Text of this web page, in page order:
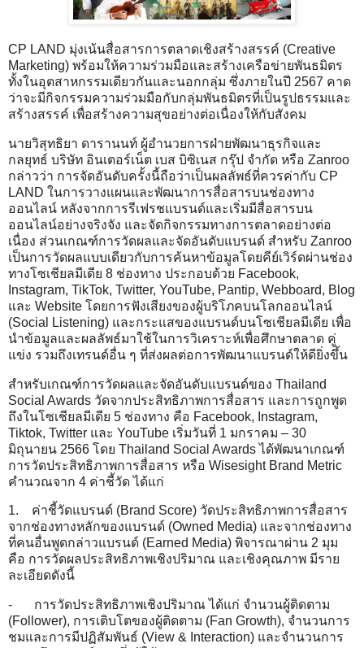
CP LAND มุ่งเน้นสื่อสารการตลาดเชิงสร้างสรรค์ (Creative
Marketing) พร้อมให้ความร่วมมือและสร้างเครือข่ายพันธมิตร
ทั้งในอุตสาหกรรมเดียวกันและนอกกลุ่ม ซึ่งภายในปี 2567 คาด
ว่าจะมีกิจกรรมความร่วมมือกับกลุ่มพันธมิตรที่เป็นรูปธรรมและ
สร้างสรรค์ เพื่อสร้างความสุขอย่างต่อเนื่องให้กับสังคม
นายวิสุทธิยา ดารานนท์ ผู้อำนวยการฝ่ายพัฒนาธุรกิจและ
กลยุทธ์ บริษัท อินเตอร์เน็ต เบส บิซิเนส กรุ๊ป จำกัด หรือ Zanroo
กล่าวว่า การจัดอันดับครั้งนี้ถือว่าเป็นผลลัพธ์ที่ควรค่ากับ CP
LAND ในการวางแผนและพัฒนาการสื่อสารบนช่องทาง
ออนไลน์ หลังจากการรีเฟรชแบรนด์และเริ่มมีสื่อสารบน
ออนไลน์อย่างจริงจัง และจัดกิจกรรมทางการตลาดอย่างต่อ
เนื่อง ส่วนเกณฑ์การวัดผลและจัดอันดับแบรนด์ สำหรับ Zanroo
เป็นการวัดผลแบบเดียวกับการค้นหาข้อมูลโดยคีย์เวิร์ดผ่านช่อง
ทางโซเชียลมีเดีย 8 ช่องทาง ประกอบด้วย Facebook,
Instagram, TikTok, Twitter, YouTube, Pantip, Webboard, Blog
และ Website โดยการฟังเสียงของผู้บริโภคบนโลกออนไลน์
(Social Listening) และกระแสของแบรนด์บนโซเชียลมีเดีย เพื่อ
นำข้อมูลและผลลัพธ์มาใช้ในการวิเคราะห์เพื่อศึกษาตลาด คู่
แข่ง รวมถึงเทรนด์อื่น ๆ ที่ส่งผลต่อการพัฒนาแบรนด์ให้ดียิ่งขึ้น
สำหรับเกณฑ์การวัดผลและจัดอันดับแบรนด์ของ Thailand
Social Awards วัดจากประสิทธิภาพการสื่อสาร และการถูกพูด
ถึงในโซเชียลมีเดีย 5 ช่องทาง คือ Facebook, Instagram,
Tiktok, Twitter และ YouTube เริ่มวันที่ 1 มกราคม – 30
มิถุนายน 2566 โดย Thailand Social Awards ได้พัฒนาเกณฑ์
การวัดประสิทธิภาพการสื่อสาร หรือ Wisesight Brand Metric
คำนวณจาก 4 ค่าชี้วัด ได้แก่
1. ค่าชี้วัดแบรนด์ (Brand Score) วัดประสิทธิภาพการสื่อสาร
จากช่องทางหลักของแบรนด์ (Owned Media) และจากช่องทาง
ที่คนอื่นพูดกล่าวแบรนด์ (Earned Media) พิจารณาผ่าน 2 มุม
คือ การวัดผลประสิทธิภาพเชิงปริมาณ และเชิงคุณภาพ มีราย
ละเอียดดังนี้
-
การวัดประสิทธิภาพเชิงปริมาณ ได้แก่ จำนวนผู้ติดตาม
(Follower), การเติบโตของผู้ติดตาม (Fan Growth), จำนวนการ
ชมและการมีปฏิสัมพันธ์ (View & Interaction) และจำนวนการ